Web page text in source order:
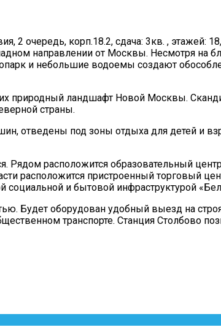
2 очередь, корп.18.2, сдача: 3кв. , этажей:
направлении от Москвы. Несмотря на
и небольшие водоемы создают
природный ландшафт Новой Москвы.
страны.
отведены под зоны отдыха для детей и
Рядом расположится образовательный
расположится пристроенный торговый
и бытовой инфраструктурой
Будет оборудован удобный выезд на
транспорте. Станция Столбово